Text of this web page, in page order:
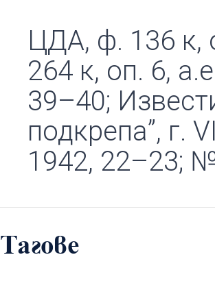
ЦДА, ф. 136 к,
264 к, оп. 6,
39–40;
подкрепа”, г.
1942, 22–23;
Тагове